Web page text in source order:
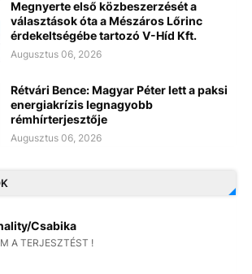
Megnyerte első közbeszerzését a
választások óta a Mészáros Lőrinc
érdekeltségébe tartozó V-Híd Kft.
Augusztus 06, 2026
Rétvári Bence: Magyar Péter lett a paksi
energiakrízis legnagyobb
rémhírterjesztője
Augusztus 06, 2026
Csabika
A TERJESZTÉST !